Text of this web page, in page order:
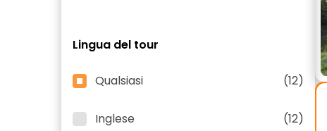
Lingua del tour
Qualsiasi (12)
Inglese (12)